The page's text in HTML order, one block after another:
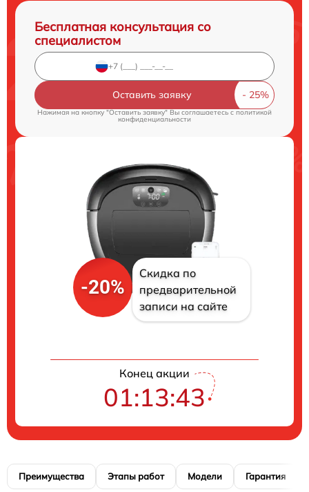
Бесплатная консультация со
специалистом
Оставить заявку
Нажимая на кнопку "Оставить заявку" Вы соглашаетесь cполитикой
конфиденциальности
-20%
Скидка по
предварительной
записи на сайте
Конец акции
01:13:42
Преимущества Этапы работ Модели Гарантия